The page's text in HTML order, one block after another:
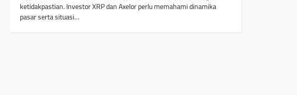
ketidakpastian. Investor XRP dan Axelor perlu memahami dinamika
pasar serta situasi…